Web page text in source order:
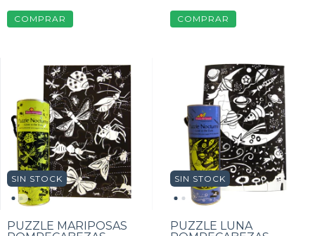
SIN STOCK
PUZZLE MARIPOSAS
SIN STOCK
PUZZLE LUNA